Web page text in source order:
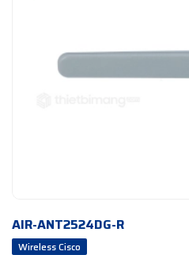
AIR-ANT2524DG-R
Wireless Cisco